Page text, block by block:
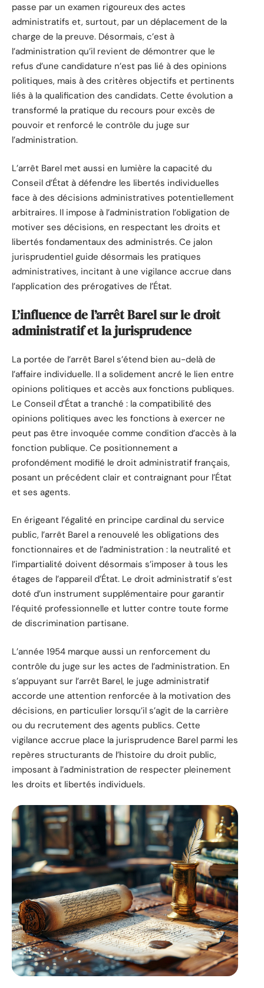
passe par un examen rigoureux des actes
administratifs et, surtout, par un déplacement de la
charge de la preuve. Désormais, c’est à
l’administration qu’il revient de démontrer que le
refus d’une candidature n’est pas lié à des opinions
politiques, mais à des critères objectifs et pertinents
liés à la qualification des candidats. Cette évolution a
transformé la pratique du recours pour excès de
pouvoir et renforcé le contrôle du juge sur
l’administration.
L’arrêt Barel met aussi en lumière la capacité du
Conseil d’État à défendre les libertés individuelles
face à des décisions administratives potentiellement
arbitraires. Il impose à l’administration l’obligation de
motiver ses décisions, en respectant les droits et
libertés fondamentaux des administrés. Ce jalon
jurisprudentiel guide désormais les pratiques
administratives, incitant à une vigilance accrue dans
l’application des prérogatives de l’État.
L’influence de l’arrêt Barel sur le droit
administratif et la jurisprudence
La portée de l’arrêt Barel s’étend bien au-delà de
l’affaire individuelle. Il a solidement ancré le lien entre
opinions politiques et accès aux fonctions publiques.
Le Conseil d’État a tranché : la compatibilité des
opinions politiques avec les fonctions à exercer ne
peut pas être invoquée comme condition d’accès à la
fonction publique. Ce positionnement a
profondément modifié le droit administratif français,
posant un précédent clair et contraignant pour l’État
et ses agents.
En érigeant l’égalité en principe cardinal du service
public, l’arrêt Barel a renouvelé les obligations des
fonctionnaires et de l’administration : la neutralité et
l’impartialité doivent désormais s’imposer à tous les
étages de l’appareil d’État. Le droit administratif s’est
doté d’un instrument supplémentaire pour garantir
l’équité professionnelle et lutter contre toute forme
de discrimination partisane.
L’année 1954 marque aussi un renforcement du
contrôle du juge sur les actes de l’administration. En
s’appuyant sur l’arrêt Barel, le juge administratif
accorde une attention renforcée à la motivation des
décisions, en particulier lorsqu’il s’agit de la carrière
ou du recrutement des agents publics. Cette
vigilance accrue place la jurisprudence Barel parmi les
repères structurants de l’histoire du droit public,
imposant à l’administration de respecter pleinement
les droits et libertés individuels.